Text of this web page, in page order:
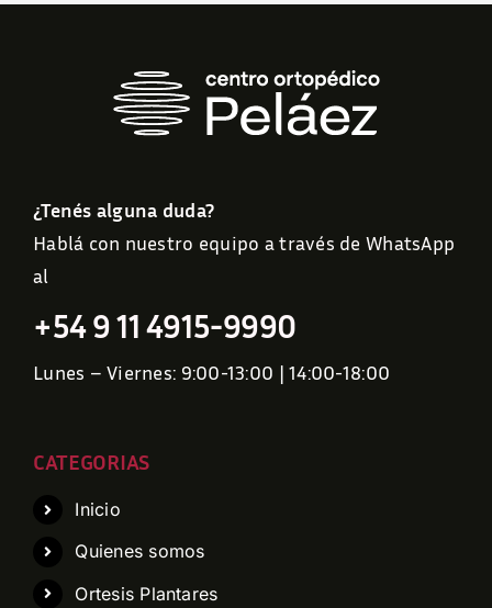
¿Tenés alguna duda?
Hablá con nuestro equipo a través de WhatsApp
al
+54 9 11 4915-9990
Lunes – Viernes: 9:00-13:00 | 14:00-18:00
CATEGORIAS
Inicio
Quienes somos
Ortesis Plantares